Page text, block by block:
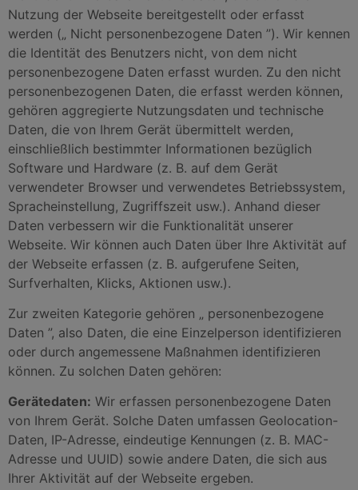
Nutzung der Webseite bereitgestellt oder erfasst
werden („ Nicht personenbezogene Daten ”). Wir kennen
die Identität des Benutzers nicht, von dem nicht
personenbezogene Daten erfasst wurden. Zu den nicht
personenbezogenen Daten, die erfasst werden können,
gehören aggregierte Nutzungsdaten und technische
Daten, die von Ihrem Gerät übermittelt werden,
einschließlich bestimmter Informationen bezüglich
Software und Hardware (z. B. auf dem Gerät
verwendeter Browser und verwendetes Betriebssystem,
Spracheinstellung, Zugriffszeit usw.). Anhand dieser
Daten verbessern wir die Funktionalität unserer
Webseite. Wir können auch Daten über Ihre Aktivität auf
der Webseite erfassen (z. B. aufgerufene Seiten,
Surfverhalten, Klicks, Aktionen usw.).
Zur zweiten Kategorie gehören „ personenbezogene
Daten ”, also Daten, die eine Einzelperson identifizieren
oder durch angemessene Maßnahmen identifizieren
können. Zu solchen Daten gehören:
Gerätedaten: Wir erfassen personenbezogene Daten
von Ihrem Gerät. Solche Daten umfassen Geolocation-
Daten, IP-Adresse, eindeutige Kennungen (z. B. MAC-
Adresse und UUID) sowie andere Daten, die sich aus
Ihrer Aktivität auf der Webseite ergeben.